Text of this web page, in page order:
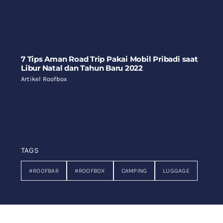
7 Tips Aman Road Trip Pakai Mobil Pribadi saat
Libur Natal dan Tahun Baru 2022
Artikel Roofbox
TAGS
#ROOFBAR #ROOFBOX CAMPING LUGGAGE